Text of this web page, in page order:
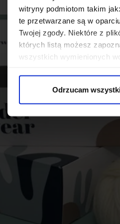
witryny podmiotom takim
te przetwarzane są w
Twojej zgody. Niektóre z
których listą możesz
wszystkich wymienionych
Odrzucam